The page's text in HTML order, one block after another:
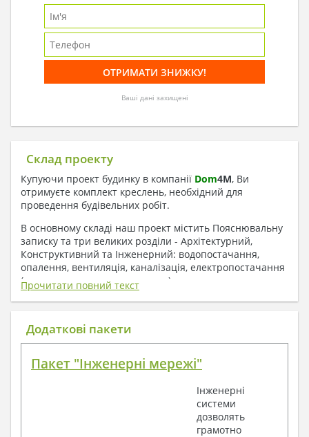
Ваші дані захищені
Склад проекту
Купуючи проект будинку в компанії Dom4M, Ви
отримуєте комплект креслень, необхідний для
проведення будівельних робіт.
В основному складі наш проект містить Пояснювальну
записку та три великих розділи - Архітектурний,
Конструктивний та Інженерний: водопостачання,
опалення, вентиляція, каналізація, електропостачання
( купується за додаткову плату ).
1. До складу Архітектурного розділу
входять:
План покрівлі
Фасади з даними зовнішніх оздоблень
Елементи прорізів – специфікація
Дані перемичок – перетин та специфікація
Прочитати повний текст
Додаткові пакети
Пакет "Інженерні мережі"
Інженерні
системи
дозволять
грамотно